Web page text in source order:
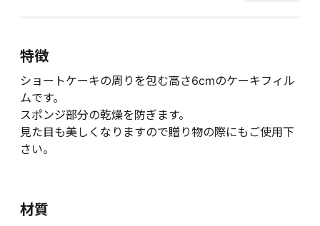
特徴
ショートケーキの周りを包む高さ6cmのケーキフィル
ムです。
スポンジ部分の乾燥を防ぎます。
見た目も美しくなりますので贈り物の際にもご使用下
さい。
材質